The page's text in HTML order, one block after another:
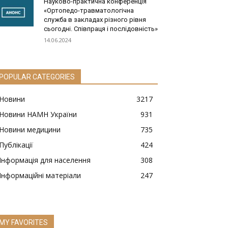
«Ортопедо-травматологічна
служба в закладах різного рівня
сьогодні. Співпраця і послідовність»
14.06.2024
CATEGORIES
Новини
3217
Новини НАМН України
931
Новини медицини
735
Публікації
424
Інформація для населення
308
Інформаційні матеріали
247
FAVORITES